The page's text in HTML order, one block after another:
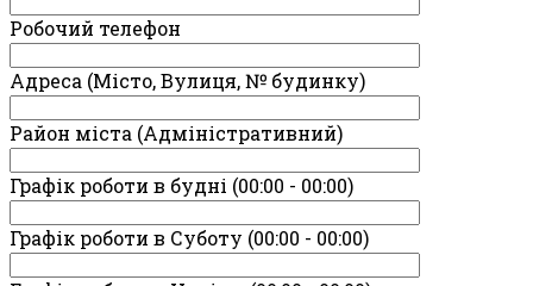
Робочий телефон
Адреса (Місто, Вулиця, № будинку)
Район міста (Адміністративний)
Графік роботи в будні (00:00 - 00:00)
Графік роботи в Суботу (00:00 - 00:00)